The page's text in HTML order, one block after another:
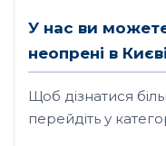
У нас ви
неопрені в
Щоб дізнатися
перейдіть у